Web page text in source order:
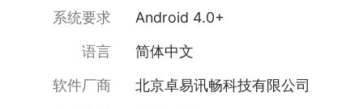
系统要求
Android 4.0+
语言
简体中文
软件厂商
北京卓易讯畅科技有限公司